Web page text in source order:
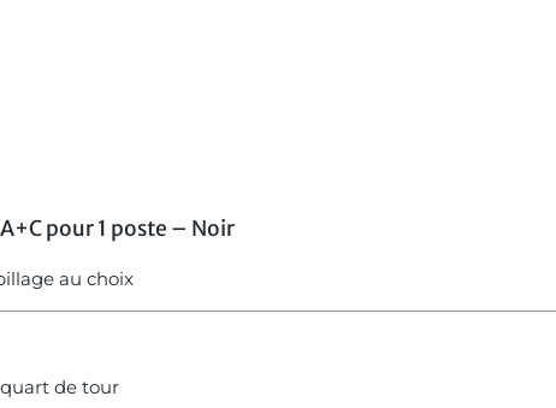
pour 1 poste – Noir
au choix
de tour